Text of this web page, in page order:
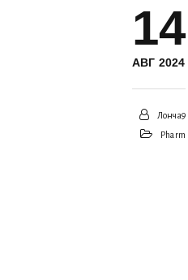
14
АВГ 2024
Лонча9
Pharm